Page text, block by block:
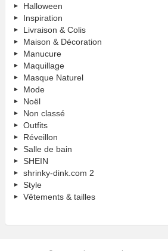
Halloween
Inspiration
Livraison & Colis
Maison & Décoration
Manucure
Maquillage
Masque Naturel
Mode
Noël
Non classé
Outfits
Réveillon
Salle de bain
SHEIN
shrinky-dink.com 2
Style
Vêtements & tailles